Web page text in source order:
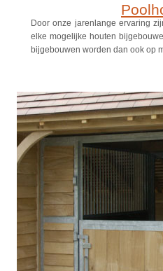
Door onze jarenlange ervaring
elke mogelijke houten
bijgebouwen worden dan ook op